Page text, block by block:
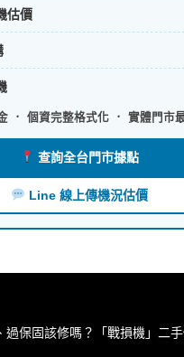
估價
． 個資完整格式化 ． 實體門市
查詢全台門市據點
Line 線上傳機況估價
過保固該修嗎？「戰損機」二